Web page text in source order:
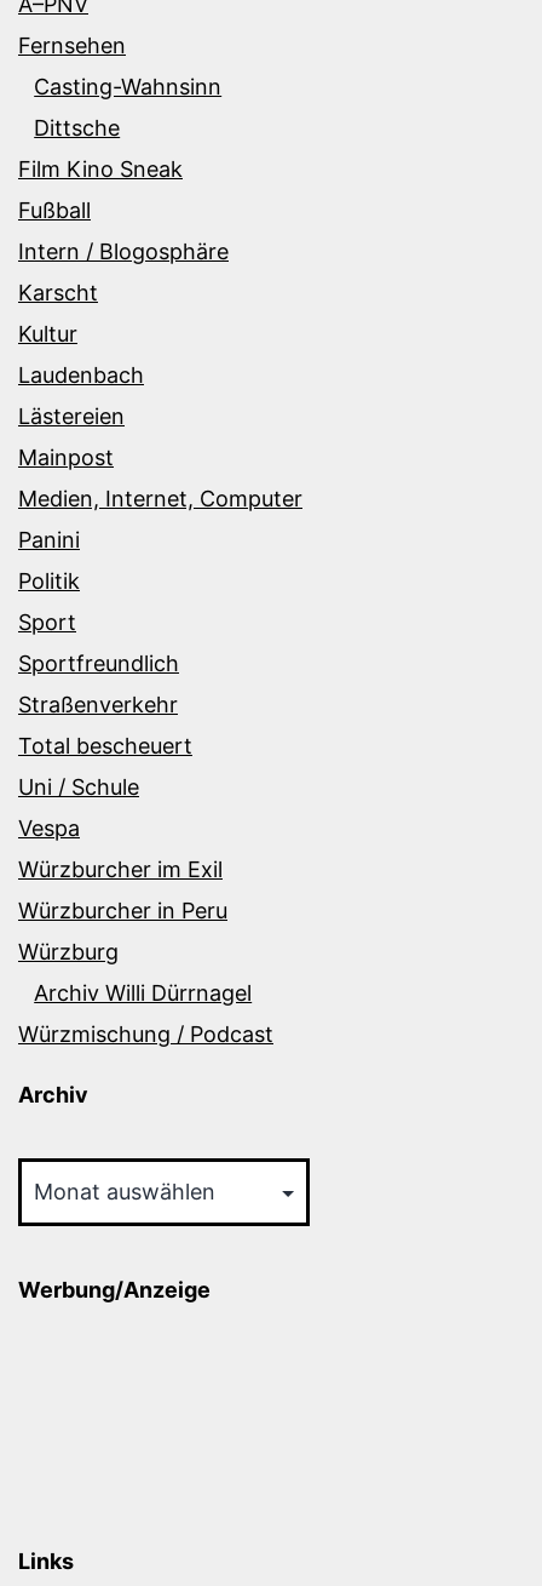
Fernsehen
Casting-Wahnsinn
Dittsche
Film Kino Sneak
Fußball
Intern / Blogosphäre
Karscht
Kultur
Laudenbach
Lästereien
Mainpost
Medien, Internet, Computer
Panini
Politik
Sport
Sportfreundlich
Straßenverkehr
Total bescheuert
Uni / Schule
Vespa
Würzburcher im Exil
Würzburcher in Peru
Würzburg
Archiv Willi Dürrnagel
Würzmischung / Podcast
Archiv
Werbung/Anzeige
Links